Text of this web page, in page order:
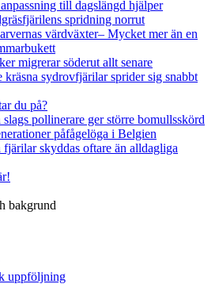
till dagslängd hjälper
spridning norrut
värdväxter– Mycket mer än en
migrerar söderut allt senare
kräsna sydrovfjärilar sprider sig snabbt
du på?
slags pollinerare ger större bomullsskörd
påfågelöga i Belgien
fjärilar skyddas oftare än alldagliga
bakgrund
uppföljning